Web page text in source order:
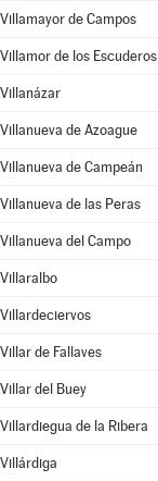
Villamayor de Campos
Villamor de los Escuderos
Villanázar
Villanueva de Azoague
Villanueva de Campeán
Villanueva de las Peras
Villanueva del Campo
Villaralbo
Villardeciervos
Villar de Fallaves
Villar del Buey
Villardiegua de la Ribera
Villárdiga